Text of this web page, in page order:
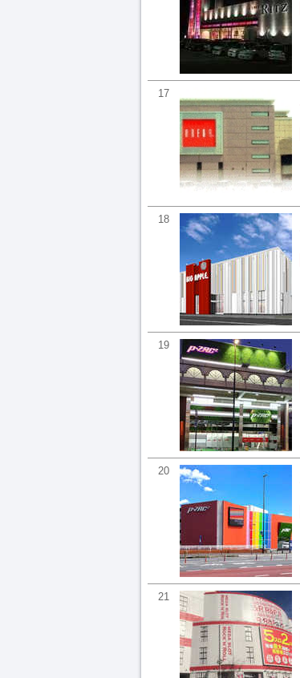
17
18
19
20
21